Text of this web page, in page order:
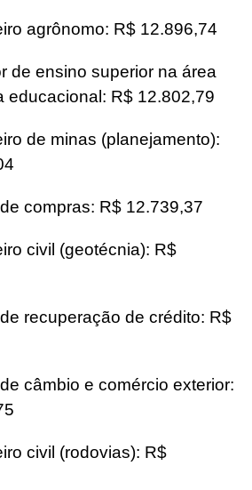
agrônomo: R$ 12.896,74
de ensino superior na área
educacional: R$ 12.802,79
de minas (planejamento):
compras: R$ 12.739,37
civil (geotécnia): R$
recuperação de crédito: R$
câmbio e comércio exterior:
civil (rodovias): R$